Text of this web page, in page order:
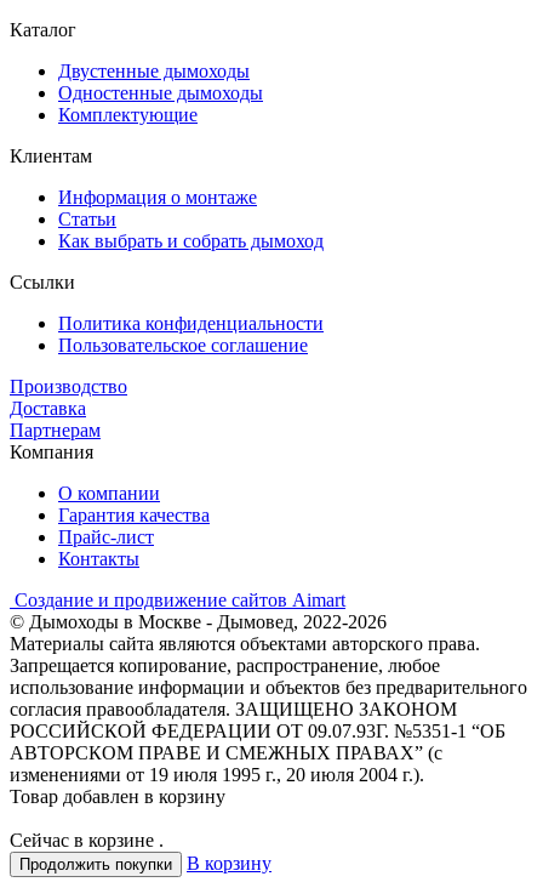
Каталог
Двустенные дымоходы
Одностенные дымоходы
Комплектующие
Клиентам
Информация о монтаже
Статьи
Как выбрать и собрать дымоход
Ссылки
Политика конфиденциальности
Пользовательское соглашение
Производство
Доставка
Партнерам
Компания
О компании
Гарантия качества
Прайс-лист
Контакты
Создание и продвижение сайтов Aimart
© Дымоходы в Москве - Дымовед, 2022-2026
Материалы сайта являются объектами авторского права.
Запрещается копирование, распространение, любое
использование информации и объектов без предварительного
согласия правообладателя. ЗАЩИЩЕНО ЗАКОНОМ
РОССИЙСКОЙ ФЕДЕРАЦИИ ОТ 09.07.93Г. №5351-1 “ОБ
АВТОРСКОМ ПРАВЕ И СМЕЖНЫХ ПРАВАХ” (с
изменениями от 19 июля 1995 г., 20 июля 2004 г.).
Товар добавлен в корзину
Сейчас в корзине .
Продолжить покупки В корзину